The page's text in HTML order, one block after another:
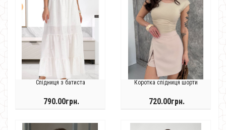
Спідниця з батиста
790.00грн.
Коротка спідниця шорти
720.00грн.